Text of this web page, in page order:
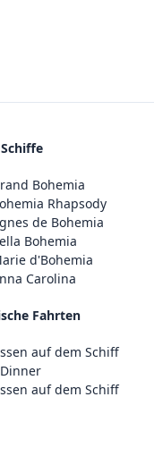
Bohemia
Rhapsody
de Bohemia
Bohemia
d'Bohemia
Carolina
Fahrten
auf dem Schiff
auf dem Schiff